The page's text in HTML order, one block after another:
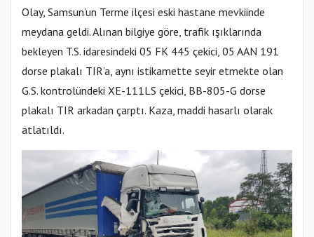
Olay, Samsun’un Terme ilçesi eski hastane mevkiinde
meydana geldi. Alınan bilgiye göre, trafik ışıklarında
bekleyen T.S. idaresindeki 05 FK 445 çekici, 05 AAN 191
dorse plakalı TIR’a, aynı istikamette seyir etmekte olan
G.S. kontrolündeki XE-111LS çekici, BB-805-G dorse
plakalı TIR arkadan çarptı. Kaza, maddi hasarlı olarak
atlatıldı.